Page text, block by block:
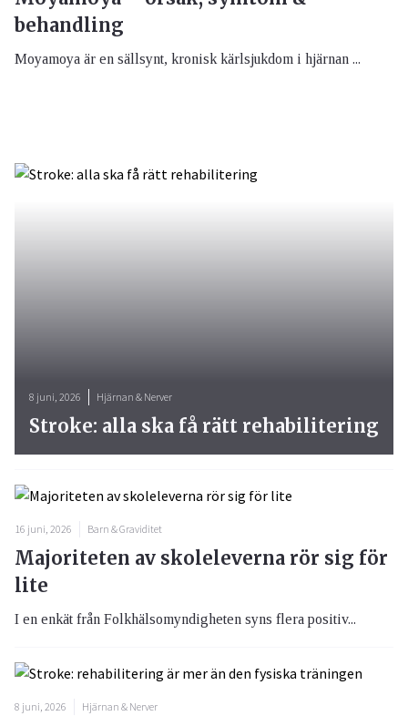
behandling
Moyamoya är en sällsynt, kronisk kärlsjukdom i hjärnan ...
16 juni, 2026 Barn & Graviditet
Majoriteten av skoleleverna rör sig för
lite
I en enkät från Folkhälsomyndigheten syns flera positiv...
8 juni, 2026 Hjärnan & Nerver
8 juni, 2026 Hjärnan & Nerver
Stroke: alla ska få rätt rehabilitering